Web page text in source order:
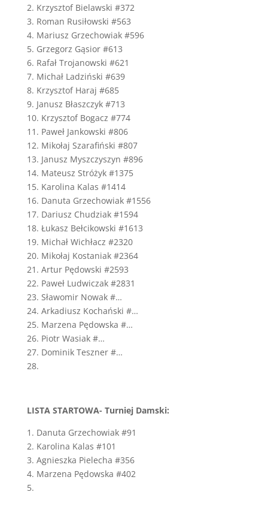
2. Krzysztof Bielawski #372
3. Roman Rusiłowski #563
4. Mariusz Grzechowiak #596
5. Grzegorz Gąsior #613
6. Rafał Trojanowski #621
7. Michał Ladziński #639
8. Krzysztof Haraj #685
9. Janusz Błaszczyk #713
10. Krzysztof Bogacz #774
11. Paweł Jankowski #806
12. Mikołaj Szarafiński #807
13. Janusz Myszczyszyn #896
14. Mateusz Stróżyk #1375
15. Karolina Kalas #1414
16. Danuta Grzechowiak #1556
17. Dariusz Chudziak #1594
18. Łukasz Bełcikowski #1613
19. Michał Wichłacz #2320
20. Mikołaj Kostaniak #2364
21. Artur Pędowski #2593
22. Paweł Ludwiczak #2831
23. Sławomir Nowak #…
24. Arkadiusz Kochański #…
25. Marzena Pędowska #…
26. Piotr Wasiak #…
27. Dominik Teszner #…
28.
LISTA STARTOWA- Turniej Damski:
1. Danuta Grzechowiak #91
2. Karolina Kalas #101
3. Agnieszka Pielecha #356
4. Marzena Pędowska #402
5.